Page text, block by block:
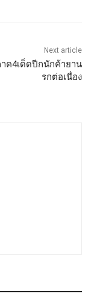
Next article
ค4เด็ดปีกนักค้ายาน
รกต่อเนื่อง